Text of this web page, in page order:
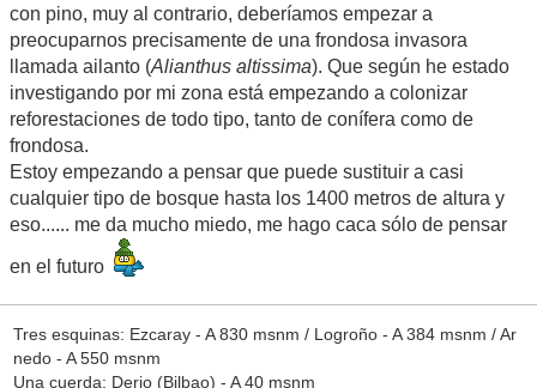
con pino, muy al contrario, deberíamos empezar a
preocuparnos precisamente de una frondosa invasora
llamada ailanto (Alianthus altissima). Que según he estado
investigando por mi zona está empezando a colonizar
reforestaciones de todo tipo, tanto de conífera como de
frondosa.
Estoy empezando a pensar que puede sustituir a casi
cualquier tipo de bosque hasta los 1400 metros de altura y
eso...... me da mucho miedo, me hago caca sólo de pensar
en el futuro
Tres esquinas: Ezcaray - A 830 msnm / Logroño - A 384 msnm / Ar
nedo - A 550 msnm
Una cuerda: Derio (Bilbao) - A 40 msnm